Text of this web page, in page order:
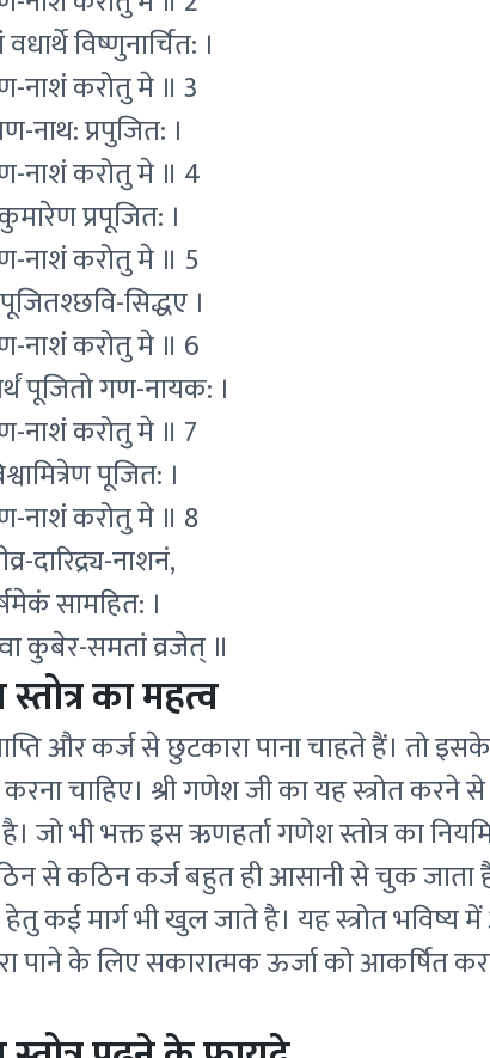
विष्णुनार्चित: ।
नाशं करोतु मे ॥ 3
नाथ: प्रपुजित: ।
नाशं करोतु मे ॥ 4
प्रपूजित: ।
नाशं करोतु मे ॥ 5
सिद्धए ।
नाशं करोतु मे ॥ 6
पूजितो गण-नायक: ।
नाशं करोतु मे ॥ 7
पूजित: ।
नाशं करोतु मे ॥ 8
दारिद्र्य-नाशनं,
सामहित: ।
कुबेर-समतां व्रजेत् ॥
का महत्व
और कर्ज से छुटकारा पाना चाहते हैं। तो
चाहिए। श्री गणेश जी का यह स्त्रोत करने
जो भी भक्त इस ऋणहर्ता गणेश स्तोत्र का
से कठिन कर्ज बहुत ही आसानी से चुक जाता
कई मार्ग भी खुल जाते है। यह स्त्रोत भविष्य में
पाने के लिए सकारात्मक ऊर्जा को आकर्षित